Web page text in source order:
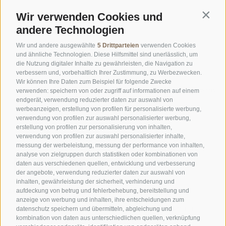
Wir verwenden Cookies und
andere Technologien
Wir und andere ausgewählte 5 Drittparteien verwenden Cookies
und ähnliche Technologien. Diese Hilfsmittel sind unerlässlich, um
die Nutzung digitaler Inhalte zu gewährleisten, die Navigation zu
verbessern und, vorbehaltlich Ihrer Zustimmung, zu Werbezwecken.
Wir können Ihre Daten zum Beispiel für folgende Zwecke
verwenden: speichern von oder zugriff auf informationen auf einem
endgerät, verwendung reduzierter daten zur auswahl von
werbeanzeigen, erstellung von profilen für personalisierte werbung,
verwendung von profilen zur auswahl personalisierter werbung,
erstellung von profilen zur personalisierung von inhalten,
verwendung von profilen zur auswahl personalisierter inhalte,
messung der werbeleistung, messung der performance von inhalten,
analyse von zielgruppen durch statistiken oder kombinationen von
daten aus verschiedenen quellen, entwicklung und verbesserung
der angebote, verwendung reduzierter daten zur auswahl von
inhalten, gewährleistung der sicherheit, verhinderung und
aufdeckung von betrug und fehlerbehebung, bereitstellung und
anzeige von werbung und inhalten, ihre entscheidungen zum
datenschutz speichern und übermitteln, abgleichung und
kombination von daten aus unterschiedlichen quellen, verknüpfung
©OpenStreetMapcontributors
AMT FÜR DEN NATIONALPARK STILFSERJOCH
SOCIAL-MEDIA-RICHTLINIEN | IMPRESSUM | SITEMAP | COOKIE-RICHTLINIE
PRIVACY | Cookie Präferenzen